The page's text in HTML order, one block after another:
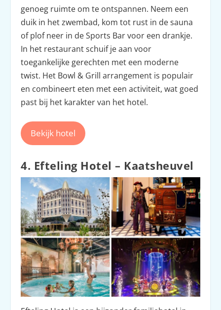
genoeg ruimte om te ontspannen. Neem een
duik in het zwembad, kom tot rust in de sauna
of plof neer in de Sports Bar voor een drankje.
In het restaurant schuif je aan voor
toegankelijke gerechten met een moderne
twist. Het Bowl & Grill arrangement is populair
en combineert eten met een activiteit, wat goed
past bij het karakter van het hotel.
Bekijk hotel
4. Efteling Hotel – Kaatsheuvel